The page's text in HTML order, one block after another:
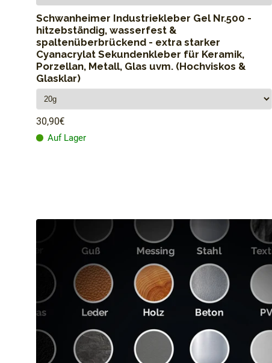
Schwanheimer Industriekleber Gel Nr.500 -
hitzebständig, wasserfest &
spaltenüberbrückend - extra starker
Cyanacrylat Sekundenkleber für Keramik,
Porzellan, Metall, Glas uvm. (Hochviskos &
Glasklar)
30,90€
Auf Lager